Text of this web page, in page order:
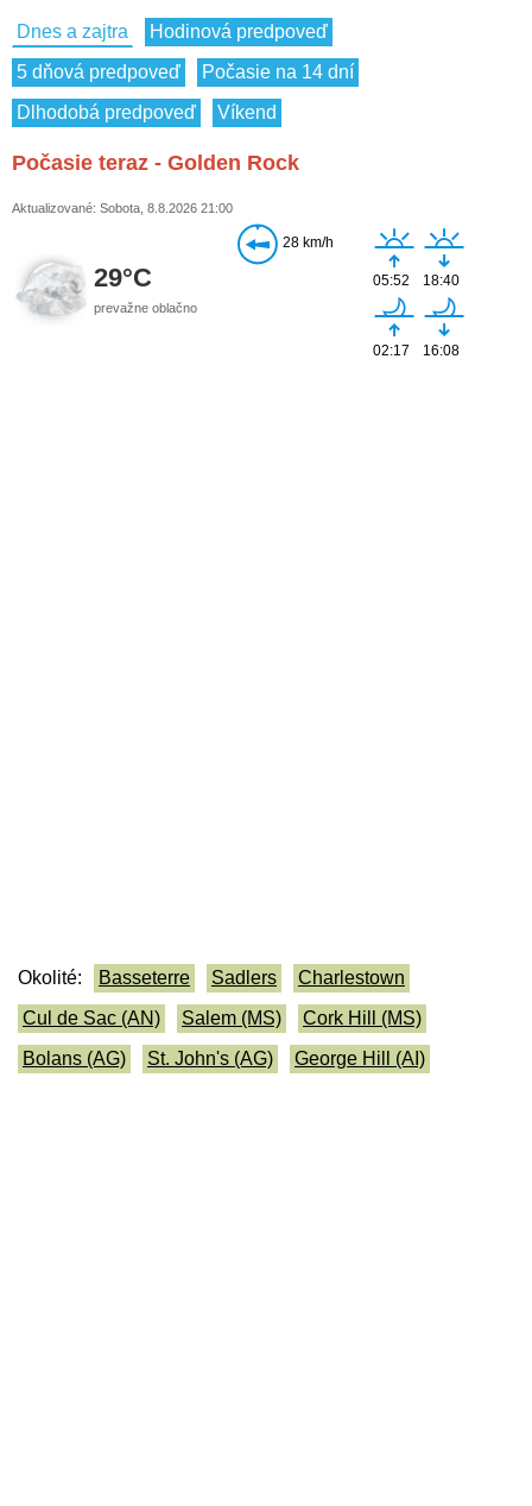
Dnes a zajtra
Hodinová predpoveď
5 dňová predpoveď
Počasie na 14 dní
Dlhodobá predpoveď
Víkend
Počasie teraz - Golden Rock
Aktualizované: Sobota, 8.8.2026 21:00
29°C
prevažne oblačno
28 km/h
05:52 18:40
02:17 16:08
Okolité: Basseterre Sadlers
Charlestown
Cul de Sac (AN)
Salem (MS)
Cork Hill (MS)
Bolans (AG)
St. John's (AG) George Hill (AI)